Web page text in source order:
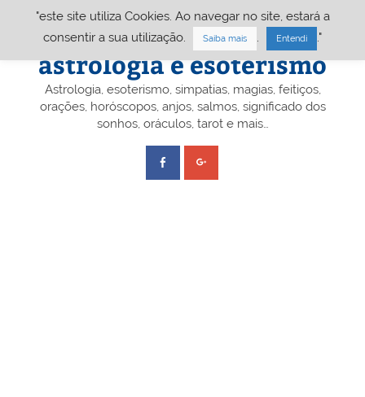
Portal A&E – Portal
astrologia e esoterismo
Astrologia, esoterismo, simpatias, magias, feitiços,
orações, horóscopos, anjos, salmos, significado dos
sonhos, oráculos, tarot e mais…
"este site utiliza Cookies. Ao navegar no site, estará a
consentir a sua utilização.
Saiba mais Entendi ."